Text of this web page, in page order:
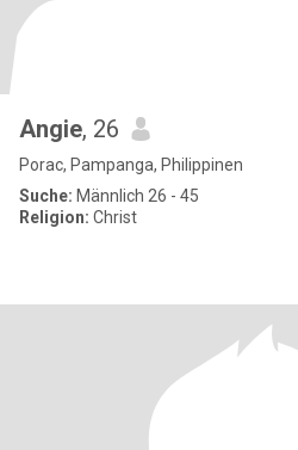
Angie, 26
Porac, Pampanga, Philippinen
Suche: Männlich 26 - 45
Religion: Christ